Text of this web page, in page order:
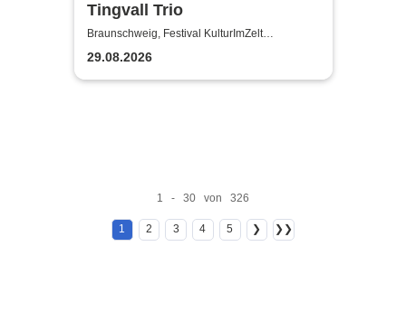
Tingvall Trio
Braunschweig, Festival KulturImZelt
Braunschweig
29.08.2026
1 - 30 von 326
1 2 3 4 5 ❯ ❯❯